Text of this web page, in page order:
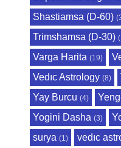
Shastiamsa (D-60)
Trimshamsa (D-30)
Varga Harita (19)
Vedıc Astrology (8)
Yay Burcu (4)
Yogini Dasha (3)
surya (1) vedıc